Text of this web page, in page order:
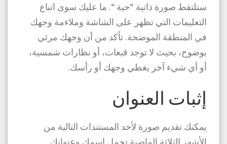
ستلتقط صورة ذاتية “حية “. ما عليك سوى اتباع
التعليمات التي تظهر على الشاشة وملاءمة وجهك
في المنطقة الموضحة. تأكد من أن وجهك مرئي
بوضوح، بحيث لا توجد قبعات، أو نظارات شمسية،
أو أي شيء آخر يغطي وجهك أو رأسك.
إثبات العنوان
يمكنك تقديم صورة لأحد المستندات التالية من